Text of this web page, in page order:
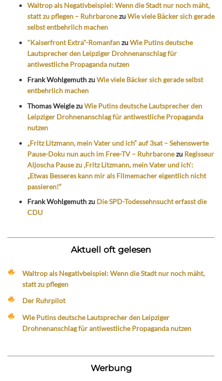
Waltrop als Negativbeispiel: Wenn die Stadt nur noch mäht,
statt zu pflegen – RuhrbaronezuWie viele Bäcker sich gerade
selbst entbehrlich machen
"Kaiserfront Extra"-RomanfanzuWie Putins deutsche
Lautsprecher den Leipziger Drohnenanschlag für
antiwestliche Propaganda nutzen
Frank WohlgemuthzuWie viele Bäcker sich gerade selbst
entbehrlich machen
Thomas WeiglezuWie Putins deutsche Lautsprecher den
Leipziger Drohnenanschlag für antiwestliche Propaganda
nutzen
„Fritz Litzmann, mein Vater und ich“ auf 3sat – Sehenswerte
Pause-Doku nun auch im Free-TV – Ruhrbaronezu Regisseur
Aljoscha Pause zu ‚Fritz Litzmann, mein Vater und ich‘:
„Etwas Besseres kann mir als Filmemacher eigentlich nicht
passieren!“
Frank Wohlgemuthzu Die SPD-Todessehnsucht erfasst die
CDU
Aktuell oft gelesen
Waltrop als Negativbeispiel: Wenn die Stadt nur noch mäht,
statt zu pflegen
Der Ruhrpilot
Wie Putins deutsche Lautsprecher den Leipziger
Drohnenanschlag für antiwestliche Propaganda nutzen
Werbung